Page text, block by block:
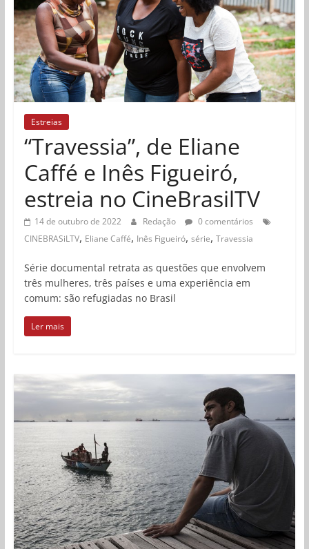
Estreias
“Travessia”, de Eliane
Caffé e Inês Figueiró,
estreia no CineBrasilTV
14 de outubro de 2022 Redação
0 comentários
CINEBRASiLTV, Eliane Caffé, Inês Figueiró, série, Travessia
Série documental retrata as questões que envolvem
três mulheres, três países e uma experiência em
comum: são refugiadas no Brasil
Ler mais